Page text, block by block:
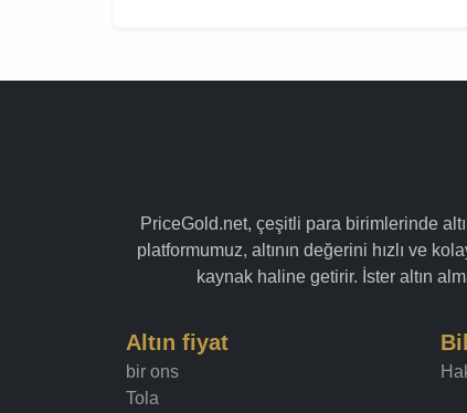
PriceGold.net, çeşitli para birimlerinde
platformumuz, altının değerini hızlı ve
kaynak haline getirir. İster altın
Altın fiyat
bir ons
Tola